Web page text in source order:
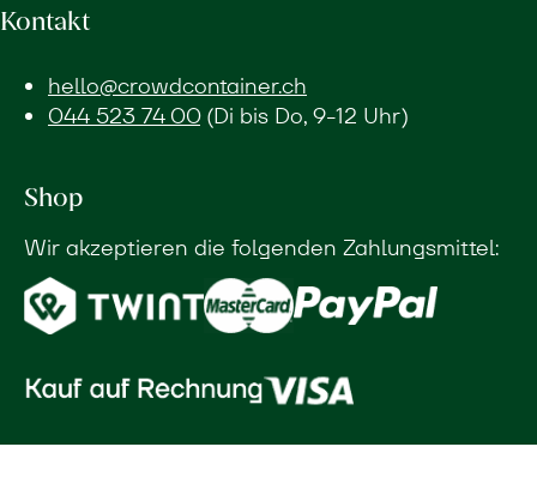
Kontakt
hello@crowdcontainer.ch
044 523 74 00(Di bis Do, 9-12 Uhr)
Shop
Wir akzeptieren die folgenden Zahlungsmittel: